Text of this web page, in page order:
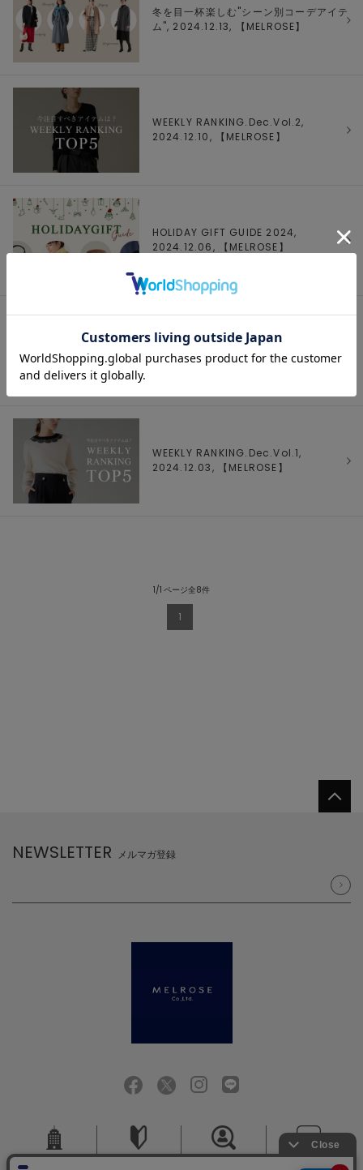
冬を目一杯楽しむ"シーン別コーデアイテ
ム", 2024.12.13, 【 MELROSE】
WEEKLY RANKING.Dec.Vol.2,
2024.12.10, 【 MELROSE 】
HOLIDAY GIFT GUIDE 2024,
2024.12.06, 【 MELROSE 】
人気モデル石井亜美さんギフトにぴった
りなアイテムを紹介！, 2024.12.05,
【MELROSE】
WEEKLY RANKING.Dec.Vol.1,
2024.12.03, 【 MELROSE 】
1/1 ページ全8件
1
NEWSLETTER メルマガ登録